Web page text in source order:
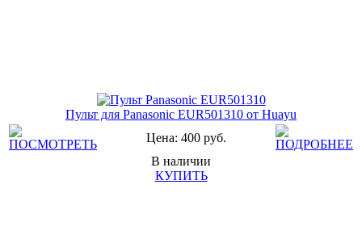
Пульт для Panasonic EUR501310 от Huayu
Цена: 400 руб.
В наличии
КУПИТЬ